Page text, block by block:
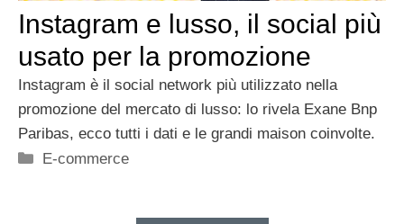
Instagram e lusso, il social più
usato per la promozione
Instagram è il social network più utilizzato nella
promozione del mercato di lusso: lo rivela Exane Bnp
Paribas, ecco tutti i dati e le grandi maison coinvolte.
Categorie
E-commerce